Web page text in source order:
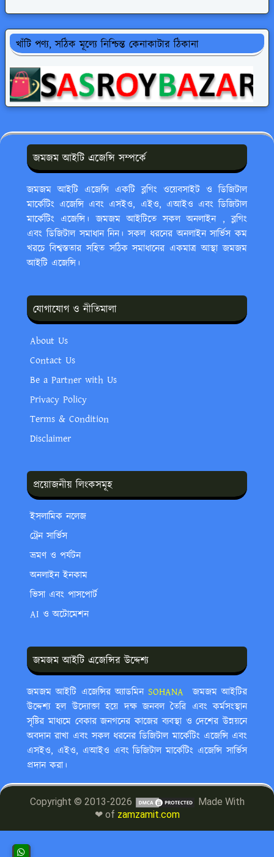
খাঁটি পণ্য, সঠিক মূল্যে নিশ্চিন্ত কেনাকাটার ঠিকানা
জমজম আইটি এজেন্সি সম্পর্কে
জমজম আইটি এজেন্সি একটি ব্লগিং ওয়েবসাইট ও ডিজিটাল
মার্কেটিং এজেন্সি এবং এসইও, এইও, এআইও এবং ডিজিটাল
মার্কেটিং এজেন্সি। জমজম আইটিতে সকল অনলাইন , ব্লগিং
এবং ডিজিটাল সমাধান নিন। সকল ধরনের অনলাইন সার্ভিস কম
খরচে বিশ্বস্ততার সহিত সঠিক সমাধানের একমাত্র আস্থা জমজম
আইটি এজেন্সি।
যোগাযোগ ও নীতিমালা
About Us
Contact Us
Be a Partner with Us
Privacy Policy
Terms & Condition
Disclaimer
প্রয়োজনীয় লিংকসমূহ
ইসলামিক নলেজ
ট্রেন সার্ভিস
ভ্রমণ ও পর্যটন
অনলাইন ইনকাম
ভিসা এবং পাসপোর্ট
AI ও অটোমেশন
জমজম আইটি এজেন্সির উদ্দেশ্য
জমজম আইটি এজেন্সির অ্যাডমিন SOHANA ‍জমজম আইটির
উদ্দেশ্য হল উদ্যোক্তা হয়ে দক্ষ জনবল তৈরি এবং কর্মসংস্থান
সৃষ্টির মাধ্যমে বেকার জনগনের কাজের ব্যবস্থা ও দেশের উন্নয়নে
অবদান রাখা এবং সকল ধরনের ডিজিটাল মার্কেটিং এজেন্সি এবং
এসইও, এইও, এআইও এবং ডিজিটাল মার্কেটিং এজেন্সি সার্ভিস
প্রদান করা।
Copyright © 2013-2026
Made With
❤ of zamzamit.com